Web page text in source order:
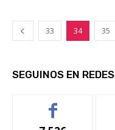
33 34 35
SEGUINOS EN REDES